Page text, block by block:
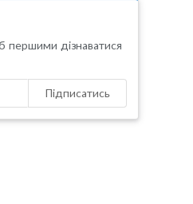
першими дізнаватися
Підписатись